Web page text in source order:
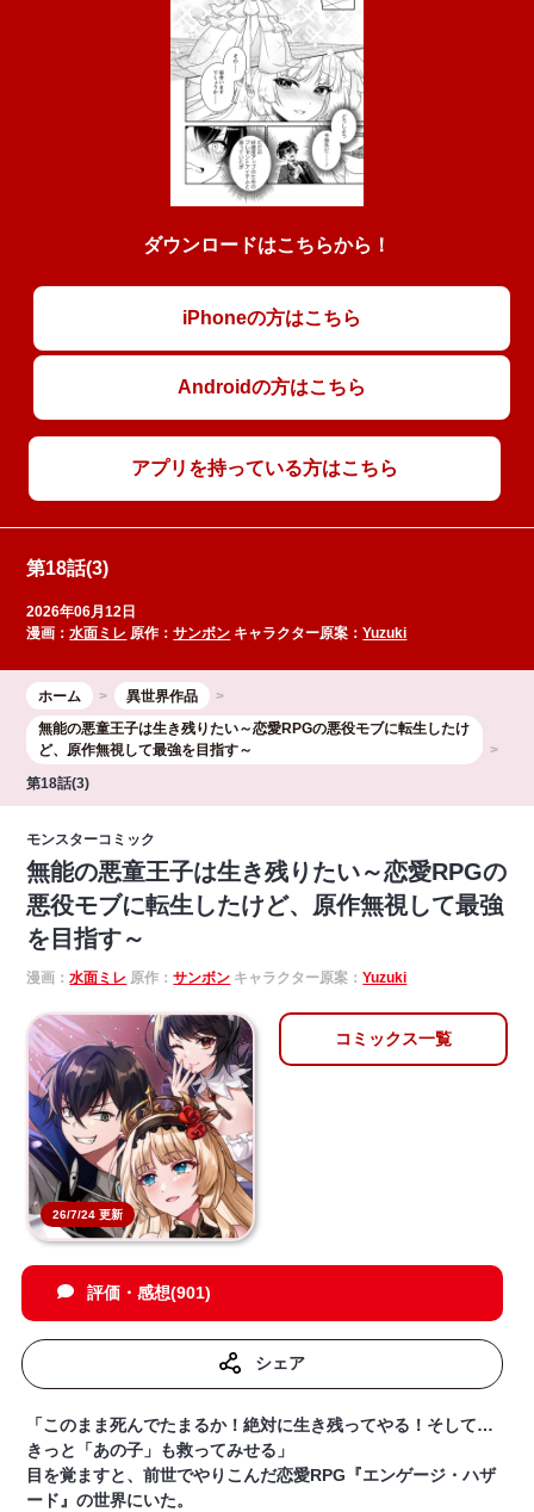
ダウンロードはこちらから！
iPhoneの方はこちら
Androidの方はこちら
アプリを持っている方はこちら
第18話(3)
2026年06月12日
漫画：水面ミレ 原作：サンボン キャラクター原案：Yuzuki
ホーム
異世界作品
無能の悪童王子は生き残りたい～恋愛RPGの悪役モブに転生したけ
ど、原作無視して最強を目指す～
第18話(3)
モンスターコミック
無能の悪童王子は生き残りたい～恋愛RPGの
悪役モブに転生したけど、原作無視して最強
を目指す～
漫画：水面ミレ 原作：サンボン キャラクター原案：Yuzuki
26/7/24 更新
コミックス一覧
評価・感想(901)
シェア
「このまま死んでたまるか！絶対に生き残ってやる！そして…
きっと「あの子」も救ってみせる」
目を覚ますと、前世でやりこんだ恋愛RPG『エンゲージ・ハザ
ード』の世界にいた。